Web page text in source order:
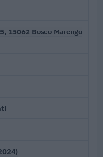
15062 Bosco Marengo